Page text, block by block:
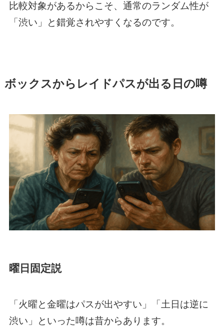
比較対象があるからこそ、通常のランダム性が
「渋い」と錯覚されやすくなるのです。
ボックスからレイドパスが出る日の噂
曜日固定説
「火曜と金曜はパスが出やすい」「土日は逆に
渋い」といった噂は昔からあります。